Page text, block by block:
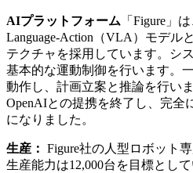
AIプラットフォーム 「Figure」
Language-Action（VLA）モデル
テクチャを採用しています。シ
基本的な運動制御を行います。
動作し、計画立案と推論を行い
OpenAIとの提携を終了し、完全
になりました。
生産： Figure社の人型ロボット
生産能力は12,000台を目標とし